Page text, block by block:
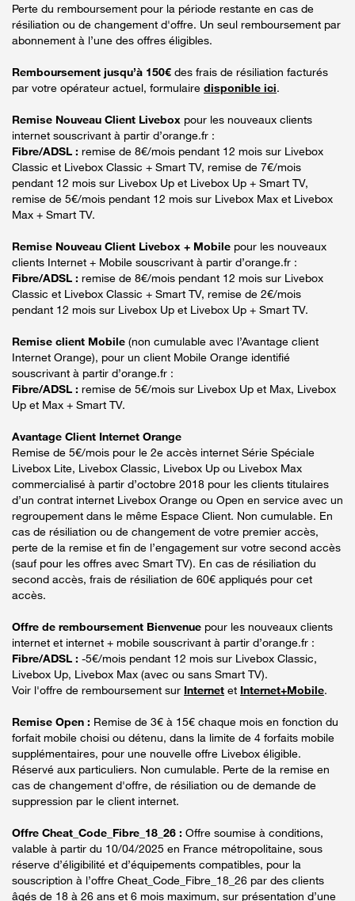
Perte du remboursement pour la période restante en cas de
résiliation ou de changement d'offre. Un seul remboursement par
abonnement à l’une des offres éligibles.
Remboursement jusqu’à 150€ des frais de résiliation facturés
par votre opérateur actuel, formulaire disponible ici.
Remise Nouveau Client Livebox pour les nouveaux clients
internet souscrivant à partir d’orange.fr :
Fibre/ADSL : remise de 8€/mois pendant 12 mois sur Livebox
Classic et Livebox Classic + Smart TV, remise de 7€/mois
pendant 12 mois sur Livebox Up et Livebox Up + Smart TV,
remise de 5€/mois pendant 12 mois sur Livebox Max et Livebox
Max + Smart TV.
Remise Nouveau Client Livebox + Mobile pour les nouveaux
clients Internet + Mobile souscrivant à partir d’orange.fr :
Fibre/ADSL : remise de 8€/mois pendant 12 mois sur Livebox
Classic et Livebox Classic + Smart TV, remise de 2€/mois
pendant 12 mois sur Livebox Up et Livebox Up + Smart TV.
Remise client Mobile (non cumulable avec l’Avantage client
Internet Orange), pour un client Mobile Orange identifié
souscrivant à partir d’orange.fr :
Fibre/ADSL : remise de 5€/mois sur Livebox Up et Max, Livebox
Up et Max + Smart TV.
Avantage Client Internet Orange
Remise de 5€/mois pour le 2e accès internet Série Spéciale
Livebox Lite, Livebox Classic, Livebox Up ou Livebox Max
commercialisé à partir d’octobre 2018 pour les clients titulaires
d’un contrat internet Livebox Orange ou Open en service avec un
regroupement dans le même Espace Client. Non cumulable. En
cas de résiliation ou de changement de votre premier accès,
perte de la remise et fin de l’engagement sur votre second accès
(sauf pour les offres avec Smart TV). En cas de résiliation du
second accès, frais de résiliation de 60€ appliqués pour cet
accès.
Offre de remboursement Bienvenue pour les nouveaux clients
internet et internet + mobile souscrivant à partir d’orange.fr :
Fibre/ADSL : -5€/mois pendant 12 mois sur Livebox Classic,
Livebox Up, Livebox Max (avec ou sans Smart TV).
Voir l'offre de remboursement sur Internet et Internet+Mobile.
Remise Open : Remise de 3€ à 15€ chaque mois en fonction du
forfait mobile choisi ou détenu, dans la limite de 4 forfaits mobile
supplémentaires, pour une nouvelle offre Livebox éligible.
Réservé aux particuliers. Non cumulable. Perte de la remise en
cas de changement d'offre, de résiliation ou de demande de
suppression par le client internet.
Offre Cheat_Code_Fibre_18_26 : Offre soumise à conditions,
valable à partir du 10/04/2025 en France métropolitaine, sous
réserve d’éligibilité et d’équipements compatibles, pour la
souscription à l’offre Cheat_Code_Fibre_18_26 par des clients
âgés de 18 à 26 ans et 6 mois maximum, sur présentation d’une